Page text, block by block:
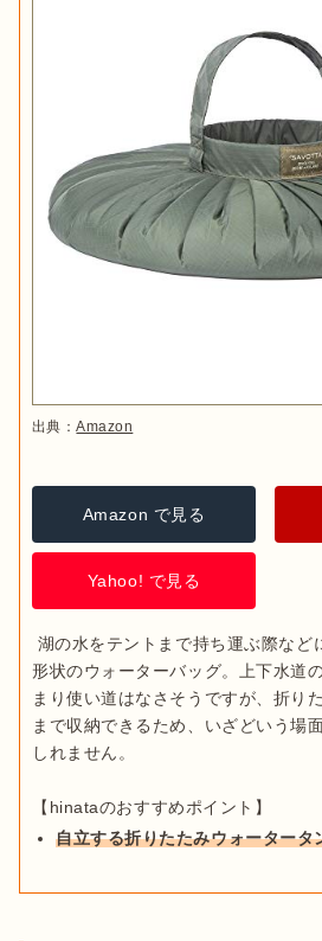
出典：Amazon
Amazon で見る
Yahoo! で見る
形状のウォーターバッグ。上下水道
まり使い道はなさそうですが、折り
まで収納できるため、いざどいう場
しれません。
自立する折りたたみウォータータ